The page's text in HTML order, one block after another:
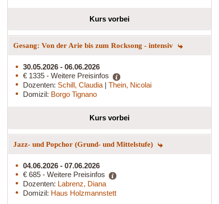
Kurs vorbei
Gesang: Von der Arie bis zum Rocksong - intensiv
30.05.2026 - 06.06.2026
€ 1335 - Weitere Preisinfos
Dozenten: Schill, Claudia | Thein, Nicolai
Domizil: Borgo Tignano
Kurs vorbei
Jazz- und Popchor (Grund- und Mittelstufe)
04.06.2026 - 07.06.2026
€ 685 - Weitere Preisinfos
Dozenten: Labrenz, Diana
Domizil: Haus Holzmannstett